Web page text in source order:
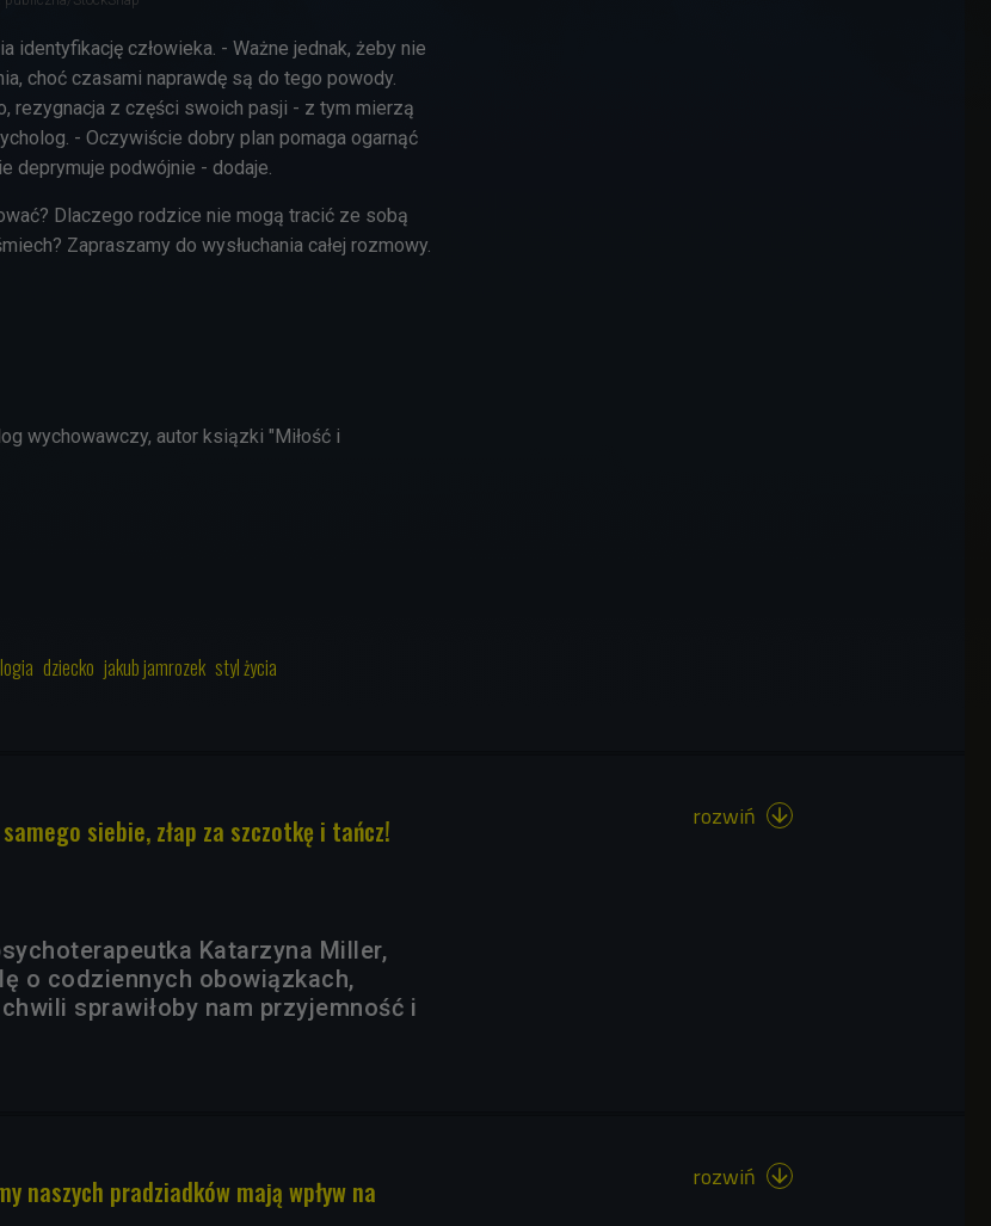
identyfikację człowieka. - Ważne jednak, żeby nie
choć czasami naprawdę są do tego powody.
rezygnacja z części swoich pasji - z tym mierzą
- Oczywiście dobry plan pomaga ogarnąć
deprymuje podwójnie - dodaje.
Dlaczego rodzice nie mogą tracić ze sobą
Zapraszamy do wysłuchania całej rozmowy.
wychowawczy, autor ksiązki "Miłość i
dziecko jakub jamrozek styl życia
siebie, złap za szczotkę i tańcz!
Katarzyna Miller,
o codziennych obowiązkach,
sprawiłoby nam przyjemność i
rozwiń 
naszych pradziadków mają wpływ na
rozwiń 